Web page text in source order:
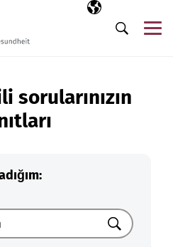
Seçili dil
TR
Arama
sorularınızın
Ara